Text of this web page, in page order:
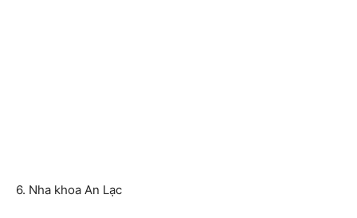
6. Nha khoa An Lạc